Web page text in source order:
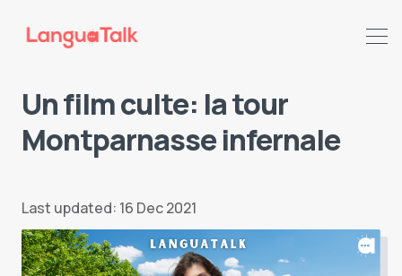
Un film culte: la tour
Montparnasse infernale
Last updated: 16 Dec 2021